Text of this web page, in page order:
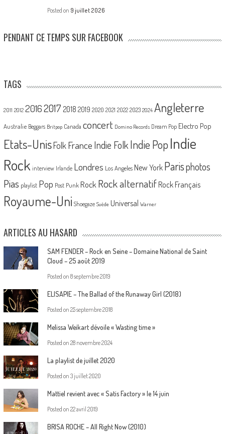
Posted on 9 juillet 2026
PENDANT CE TEMPS SUR FACEBOOK
TAGS
2011 2012 20162017 2018 2019 2020 2021 2022 2023 2024 Angleterre
Australie Beggars Britpop Canada concert Domino Records Dream Pop Electro Pop
Etats-UnisFolk France Indie FolkIndie PopIndie
Rock interview Irlande Londres Los Angeles New York Parisphotos
Pias playlist Pop Post Punk Rock Rock alternatif Rock Français
Royaume-Uni Shoegaze Suède Universal Warner
ARTICLES AU HASARD
SAM FENDER – Rock en Seine – Domaine National de Saint
Cloud – 25 août 2019
Posted on 8 septembre 2019
ELISAPIE – The Ballad of the Runaway Girl (2018)
Posted on 25 septembre 2018
Melissa Weikart dévoile « Wasting time »
Posted on 28 novembre 2024
La playlist de juillet 2020
Posted on 3 juillet 2020
Mattiel revient avec « Satis Factory » le 14 juin
Posted on 22 avril 2019
BRISA ROCHE – All Right Now (2010)